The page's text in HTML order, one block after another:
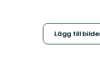
Lägg till